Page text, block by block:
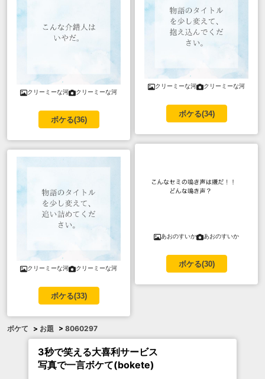
クリーミーな河 クリーミーな河
ボケる(36)
クリーミーな河 クリーミーな河
ボケる(33)
クリーミーな河 クリーミーな河
ボケる(34)
あおのすいか あおのすいか
ボケる(30)
ボケて > お題 > 8060297
3秒で笑える大喜利サービス
写真で一言ボケて(bokete)